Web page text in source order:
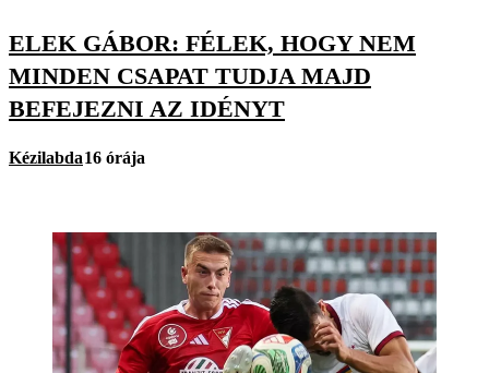
ELEK GÁBOR: FÉLEK, HOGY NEM
MINDEN CSAPAT TUDJA MAJD
BEFEJEZNI AZ IDÉNYT
Kézilabda16 órája